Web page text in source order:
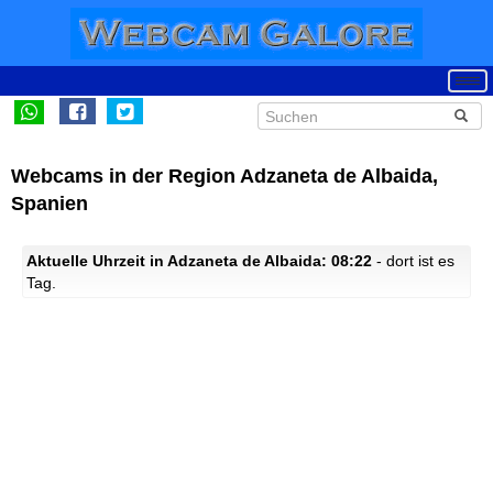
Webcams in der Region Adzaneta de Albaida,
Spanien
Aktuelle Uhrzeit in Adzaneta de Albaida: 08:22 - dort ist es
Tag.